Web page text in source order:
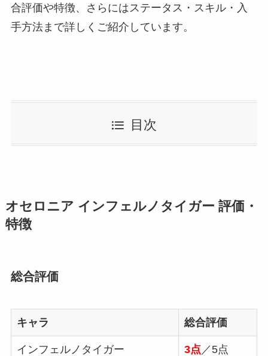
合評価や特徴、さらにはステータス・スキル・入
手方法まで詳しくご紹介しています。
目次
オセロニア インフェルノタイガー 評価・
特徴
総合評価
キャラ 総合評価
インフェルノタイガー 3点 ／5点